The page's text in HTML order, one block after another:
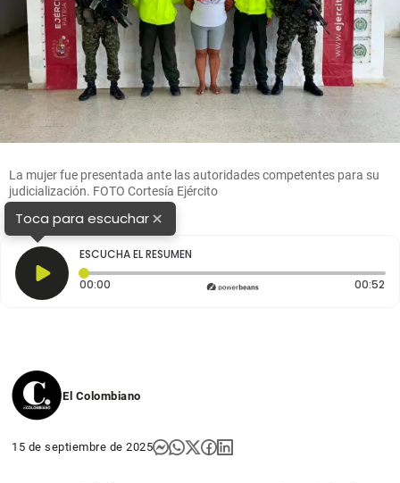
La mujer fue presentada ante las autoridades competentes para su
judicialización. FOTO Cortesía Ejército
Toca para escuchar×
ESCUCHA EL RESUMEN
00:00 Tiempo transcurrido: 0 segundos 00:52
El Colombiano
15 de septiembre de 2025